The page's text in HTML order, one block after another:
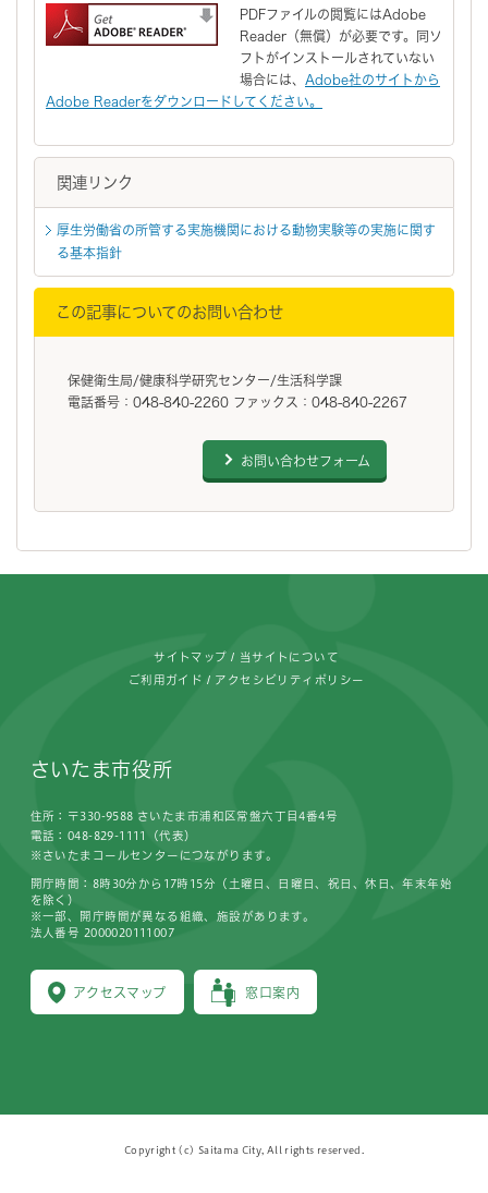
PDFファイルの閲覧にはAdobe
Reader（無償）が必要です。同ソ
フトがインストールされていない
場合には、 Adobe社のサイトから
Adobe Readerをダウンロードしてください。
関連リンク
厚生労働省の所管する実施機関における動物実験等の実施に関す
る基本指針
この記事についてのお問い合わせ
保健衛生局/健康科学研究センター/生活科学課
電話番号：048-840-2260 ファックス：048-840-2267
お問い合わせフォーム
サイトマップ 当サイトについて
ご利用ガイド アクセシビリティポリシー
さいたま市役所
住所：〒330-9588 さいたま市浦和区常盤六丁目4番4号
電話：048-829-1111（代表）
※さいたまコールセンターにつながります。
アクセスマップ 窓口案内
開庁時間：8時30分から17時15分（土曜日、日曜日、祝日、休日、年末年始
を除く）
※一部、開庁時間が異なる組織、施設があります。
法人番号 2000020111007
Copyright (c) Saitama City, All rights reserved.